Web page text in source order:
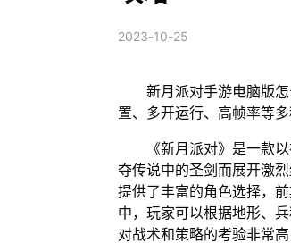
2023-10-25
新月派对手游电脑版
置、多开运行、高帧率等多
《新月派对》是一款
夺传说中的圣剑而展开激
提供了丰富的角色选择，
中，玩家可以根据地形、
对战术和策略的考验非常